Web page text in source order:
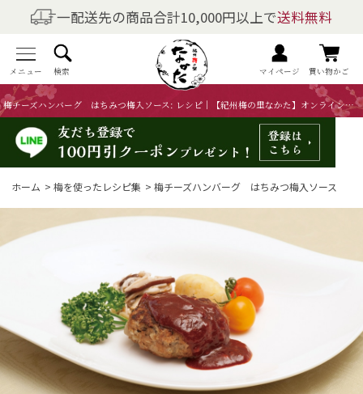
一配送先の商品合計10,000円以上で送料無料
メニュー 検索 マイページ 買い物かご
梅チーズハンバーグ はちみつ梅入ソース: レシピ｜【紀州梅の里なかた】オンラインショップ
商品を探す
全商品一覧
梅干しの商品一覧
梅酒の商品一覧
トップページ
マイページ
ホーム >梅を使ったレシピ集 >梅チーズハンバーグ はちみつ梅入ソース